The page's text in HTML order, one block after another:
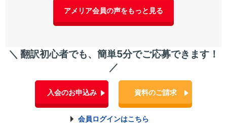
アメリア会員の声をもっと見る
＼ 翻訳初心者でも、簡単5分でご応募できます！
／
入会のお申込み 資料のご請求
会員ログインはこちら